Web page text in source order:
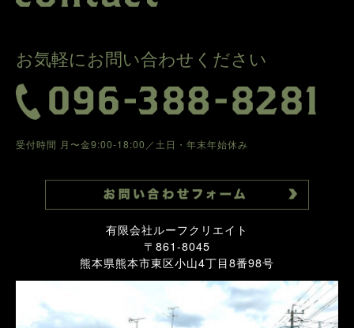
お気軽にお問い合わせください
受付時間 月〜金9:00-18:00／土日・年末年始休み
有限会社ルーフクリエイト
〒861-8045
熊本県熊本市東区小山4丁目8番98号